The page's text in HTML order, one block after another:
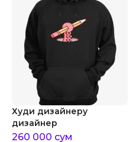
Худи дизайнеру
дизайнер
260 000 сум